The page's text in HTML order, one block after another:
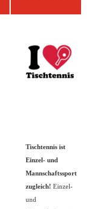
Tischtennis ist
Einzel- und
Mannschaftssport
zugleich! Einzel-
und